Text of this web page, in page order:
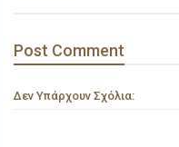
Post Comment
Δεν Υπάρχουν Σχόλια: